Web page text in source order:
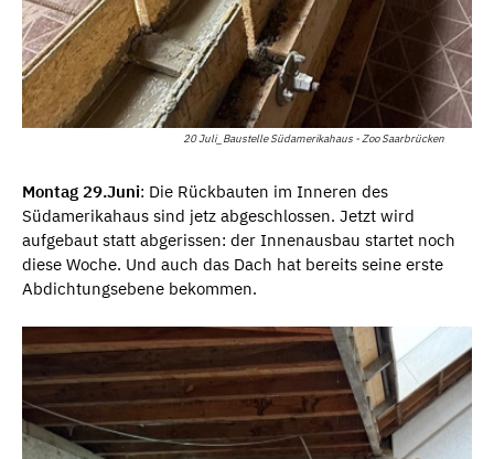
20 Juli_Baustelle Südamerikahaus - Zoo Saarbrücken
Montag 29.Juni: Die Rückbauten im Inneren des
Südamerikahaus sind jetz abgeschlossen. Jetzt wird
aufgebaut statt abgerissen: der Innenausbau startet noch
diese Woche. Und auch das Dach hat bereits seine erste
Abdichtungsebene bekommen.